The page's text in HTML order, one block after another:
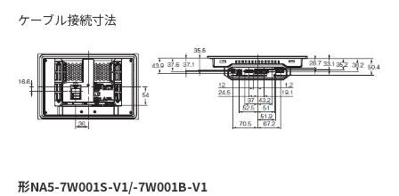
ケーブル接続寸法
形NA5-7W001S-V1/-7W001B-V1